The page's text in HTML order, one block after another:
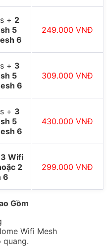
+ 2
5
6
249.000 VNĐ
+ 3
5
6
309.000 VNĐ
+ 3
5
6
430.000 VNĐ
3 Wifi
2
6
299.000 VNĐ
Gồm
Wifi Mesh
quang.